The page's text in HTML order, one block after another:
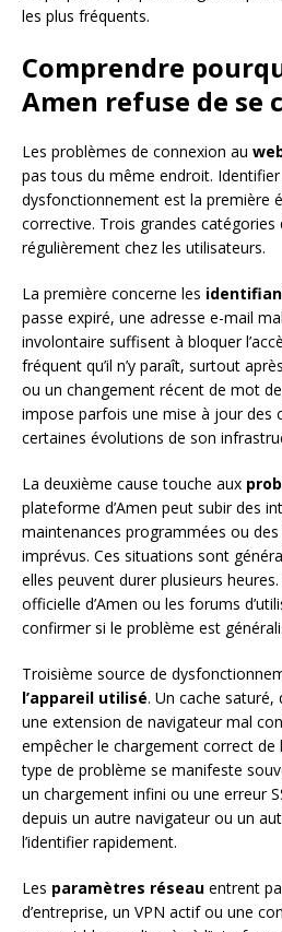
les plus fréquents.
Comprendre
Amen refuse de se
Les problèmes de connexion au
pas tous du même endroit.
dysfonctionnement est la première
corrective. Trois grandes catégories
régulièrement chez les utilisateurs.
La première concerne les
passe expiré, une adresse e-mail
involontaire suffisent à bloquer
fréquent qu’il n’y paraît, surtout
ou un changement récent de mot de
impose parfois une mise à jour des
certaines évolutions de son
La deuxième cause touche aux
plateforme d’Amen peut subir des
maintenances programmées ou
imprévus. Ces situations sont
elles peuvent durer plusieurs
officielle d’Amen ou les forums
confirmer si le problème est
Troisième source de
l’appareil utilisé. Un cache
une extension de navigateur mal
empêcher le chargement correct de
type de problème se manifeste
un chargement infini ou une erreur
depuis un autre navigateur ou un
l’identifier rapidement.
Les paramètres réseau entrent
d’entreprise, un VPN actif ou une